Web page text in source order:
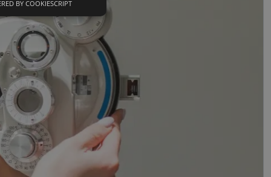
Neklasifikuoti
slapukai
slapukai
Jūsų įrenginį,
Šie slapukai
BY COOKIESCRIPT